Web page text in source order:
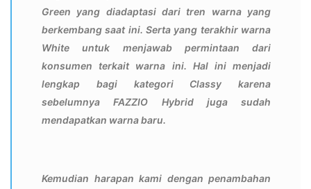
Green yang diadaptasi dari tren warna yang
berkembang saat ini. Serta yang terakhir warna
White untuk menjawab permintaan dari
konsumen terkait warna ini. Hal ini menjadi
lengkap bagi kategori Classy karena
sebelumnya FAZZIO Hybrid juga sudah
mendapatkan warna baru.
Kemudian harapan kami dengan penambahan